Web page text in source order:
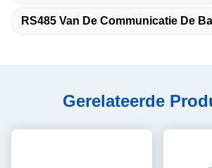
RS485 Van De Communicatie De
Gerelateerde